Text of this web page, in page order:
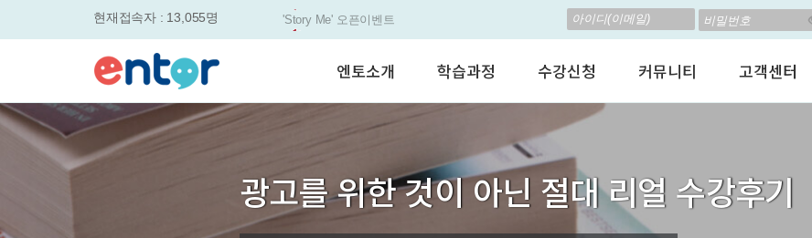
현재접속자 : 13,055명
매일 최대 300P 적립! 🎁 28일 챌린지로 혜택과
실력을 동시에 잡으세요
영자신문이 개인 맞춤형 뉴스로 놀랍게 개편 되
엔토영어 학습앱 '지원이'가 회원님의 개인비서
로 다시 태어났습니다.
🎉 세상에 단 하나뿐인 나의 첫 영문 저서 무료,
'Story Me' 오픈이벤트
학습도우미 G1
서비스안내
회사소개
성인영어회화
비즈니스영어
인터뷰영어
수강료안내
자율수강신청
AI 수강신청
그룹수업신청
AI뉴스룸
멤버쉽 안내
엔토소개 학습과정 수강신청 커뮤니티 고객센터
광고를 위한 것이 아닌 절대 리얼 수강후기